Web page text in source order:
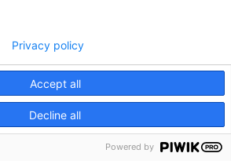
Desenvolupat per
Accept all
Decline all
Privacy policy
Powered by